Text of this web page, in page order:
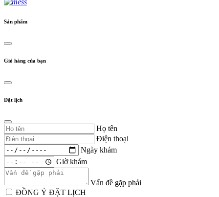
Sản phẩm
Giỏ hàng của bạn
Đặt lịch
Họ tên
Điện thoại
Ngày khám
Giờ khám
Vấn đề gặp phải
ĐỒNG Ý ĐẶT LỊCH